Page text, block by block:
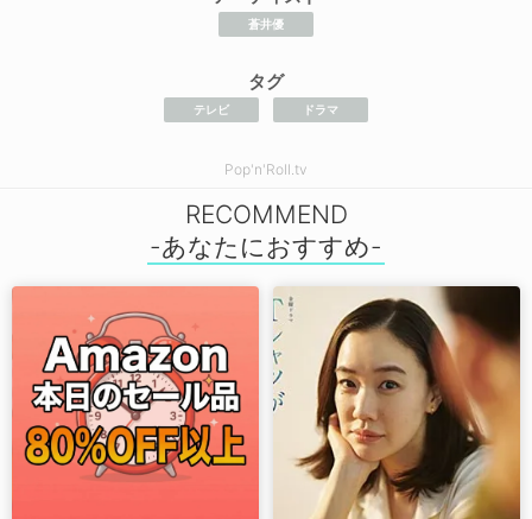
蒼井優
タグ
テレビ ドラマ
Pop'n'Roll.tv
RECOMMEND